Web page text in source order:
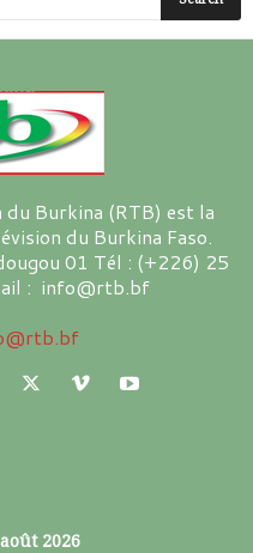
Burkina (RTB) est la
du Burkina Faso.
01 Tél : (+226) 25
: info@rtb.bf
2026